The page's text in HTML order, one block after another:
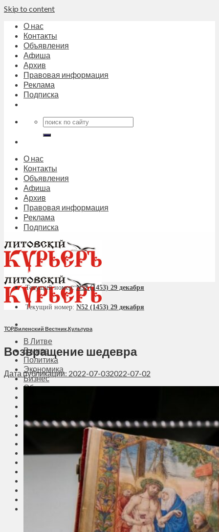
Skip to content
О нас
Контакты
Объявления
Афиша
Архив
Правовая информация
Реклама
Подписка
О нас
Контакты
Объявления
Афиша
Архив
Правовая информация
Реклама
Подписка
В Литве
В мире
Политика
Экономика
Бизнес
Общество
Висагинас
Транспорт
Выбор читателей
Фоторепортаж
Текущий номер:N52 (1453) 29 декабря
Текущий номер: N52 (1453) 29 декабря
TOP,Виленский Вестник,Культура
Возвращение шедевра
Дата публикации: 2022-07-032022-07-02